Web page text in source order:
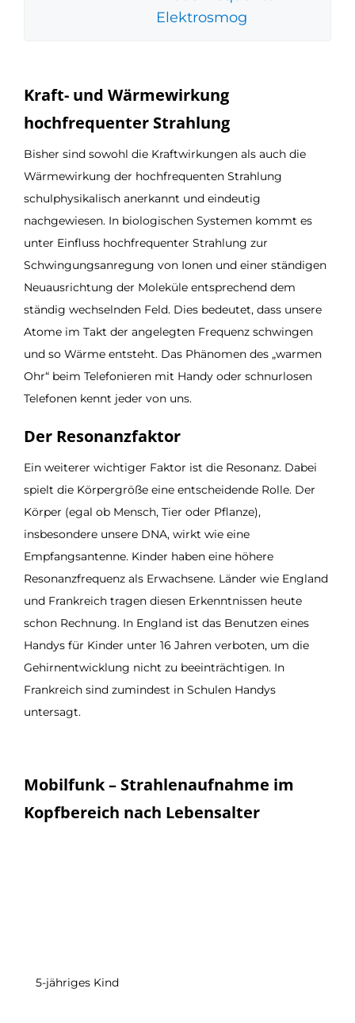
Elektrosmog
Kraft- und Wärmewirkung
hochfrequenter Strahlung
Bisher sind sowohl die Kraftwirkungen als auch die
Wärmewirkung der hochfrequenten Strahlung
schulphysikalisch anerkannt und eindeutig
nachgewiesen. In biologischen Systemen kommt es
unter Einfluss hochfrequenter Strahlung zur
Schwingungsanregung von Ionen und einer ständigen
Neuausrichtung der Moleküle entsprechend dem
ständig wechselnden Feld. Dies bedeutet, dass unsere
Atome im Takt der angelegten Frequenz schwingen
und so Wärme entsteht. Das Phänomen des „warmen
Ohr“ beim Telefonieren mit Handy oder schnurlosen
Telefonen kennt jeder von uns.
Der Resonanzfaktor
Ein weiterer wichtiger Faktor ist die Resonanz. Dabei
spielt die Körpergröße eine entscheidende Rolle. Der
Körper (egal ob Mensch, Tier oder Pflanze),
insbesondere unsere DNA, wirkt wie eine
Empfangsantenne. Kinder haben eine höhere
Resonanzfrequenz als Erwachsene. Länder wie England
und Frankreich tragen diesen Erkenntnissen heute
schon Rechnung. In England ist das Benutzen eines
Handys für Kinder unter 16 Jahren verboten, um die
Gehirnentwicklung nicht zu beeinträchtigen. In
Frankreich sind zumindest in Schulen Handys
untersagt.
Mobilfunk – Strahlenaufnahme im
Kopfbereich nach Lebensalter
5-jähriges Kind